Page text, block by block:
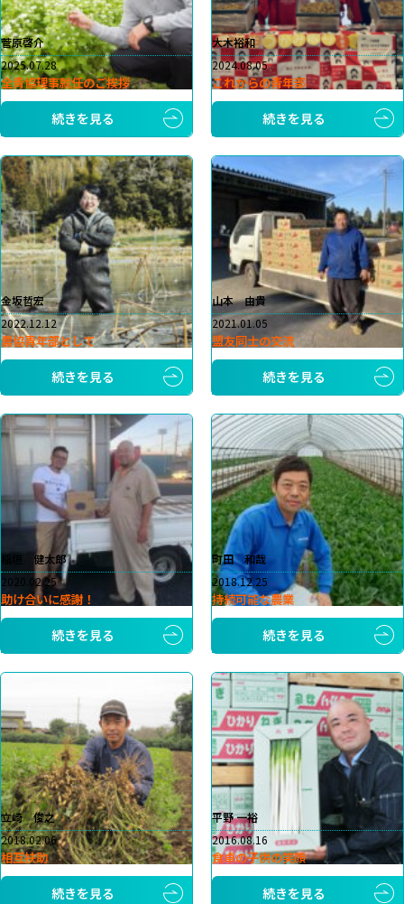
菅原啓介
2025.07.28
全青協理事就任のご挨拶
続きを見る
大木裕和
2024.08.05
これからの青年部
続きを見る
金坂哲宏
2022.12.12
農協青年部として
続きを見る
山本 由貴
2021.01.05
盟友同士の交流
続きを見る
稲垣 健太郎
2020.02.25
助け合いに感謝！
続きを見る
町田 和哉
2018.12.25
持続可能な農業
続きを見る
立崎 俊之
2018.02.06
相互扶助
続きを見る
平野 一裕
2016.08.16
食卓の子供の笑顔
続きを見る